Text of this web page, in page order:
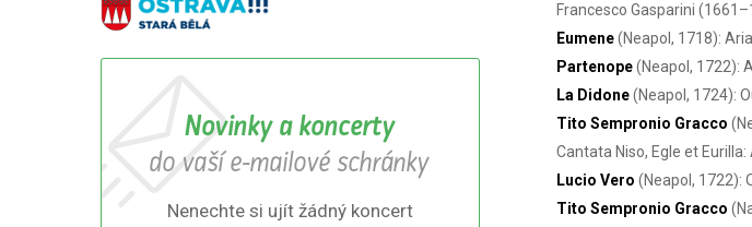
Novinky a koncerty
do vaší e-mailové schránky
Nenechte si ujít žádný koncert
Francesco Gasparini
Eumene(Neapol, 1718):
Partenope(Neapol, 1722):
La Didone(Neapol, 1724):
Tito Sempronio Gracco
Cantata Niso, Egle et Eurilla:
Lucio Vero (Neapol, 1722):
Tito Sempronio Gracco